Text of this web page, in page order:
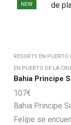
NEW
RESORTS EN
EN PUERTO DE LA
Bahia Principe
107€
Bahia Principe
Felipe se